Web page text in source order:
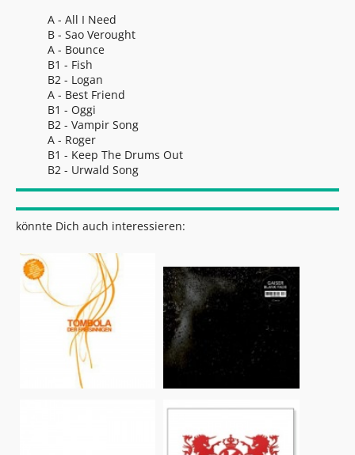
A - All I Need
B - Sao Verought
A - Bounce
B1 - Fish
B2 - Logan
A - Best Friend
B1 - Oggi
B2 - Vampir Song
A - Roger
B1 - Keep The Drums Out
B2 - Urwald Song
könnte Dich auch interessieren: